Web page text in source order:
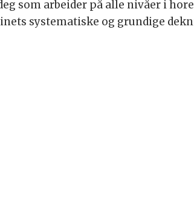
som arbeider på alle nivåer i
systematiske og grundige